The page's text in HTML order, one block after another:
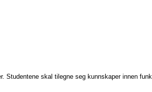
Studentene skal tilegne seg kunnskaper innen